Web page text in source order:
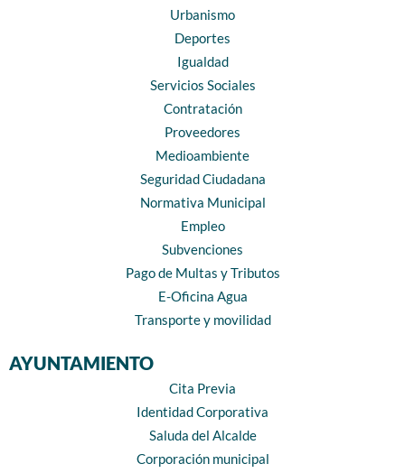
Urbanismo
Deportes
Igualdad
Servicios Sociales
Contratación
Proveedores
Medioambiente
Seguridad Ciudadana
Normativa Municipal
Empleo
Subvenciones
Pago de Multas y Tributos
E-Oficina Agua
Transporte y movilidad
AYUNTAMIENTO
Cita Previa
Identidad Corporativa
Saluda del Alcalde
Corporación municipal